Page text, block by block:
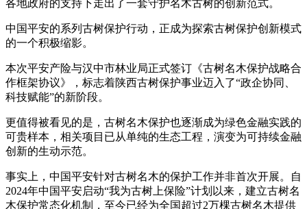
各地政府的支持下走出了一套守护名木古树的创新范式。
中国平安的系列古树保护行动，正成为探索古树保护创新模式
的一个积极缩影。
本次平安产险与汉中市林业局正式签订《古树名木保护战略合
作框架协议》，标志着陕西古树保护事业迈入了“政企协同、
科技赋能”的新阶段。
更值得被看见的是，古树名木保护也逐渐成为绿色金融实践的
可贵样本，相关项目已从单纯的生态工程，演变为可持续金融
创新的生动示范。
事实上，中国平安针对古树名木的保护工作并非首次开展。自
2024年中国平安启动“我为古树上保险”计划以来，建立古树名
木保护常态化机制，至今已经为全国超过2万棵古树名木提供